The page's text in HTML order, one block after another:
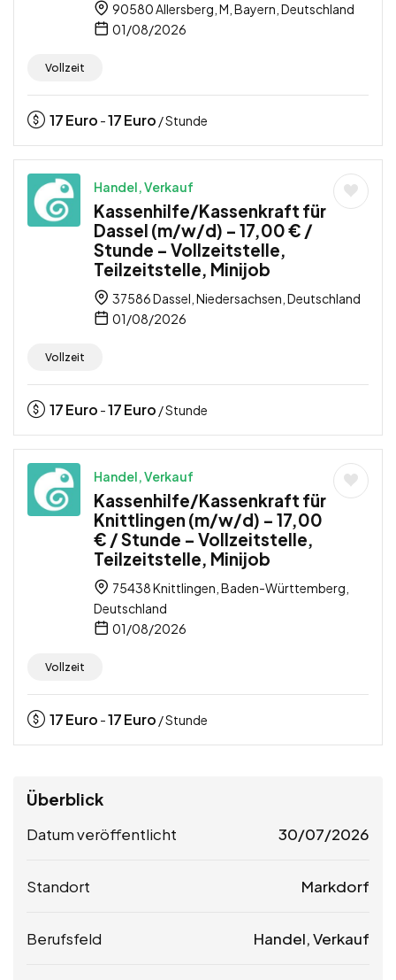
90580 Allersberg, M, Bayern, Deutschland
01/08/2026
Vollzeit
17Euro -17Euro / Stunde
Handel, Verkauf
Kassenhilfe/Kassenkraft für
Dassel (m/w/d) – 17,00 € /
Stunde – Vollzeitstelle,
Teilzeitstelle, Minijob
37586 Dassel, Niedersachsen, Deutschland
01/08/2026
Vollzeit
17Euro -17Euro / Stunde
Handel, Verkauf
Kassenhilfe/Kassenkraft für
Knittlingen (m/w/d) – 17,00
€ / Stunde – Vollzeitstelle,
Teilzeitstelle, Minijob
75438 Knittlingen, Baden-Württemberg,
Deutschland
01/08/2026
Vollzeit
17Euro -17Euro / Stunde
Überblick
Datum veröffentlicht 30/07/2026
Standort Markdorf
Berufsfeld Handel, Verkauf